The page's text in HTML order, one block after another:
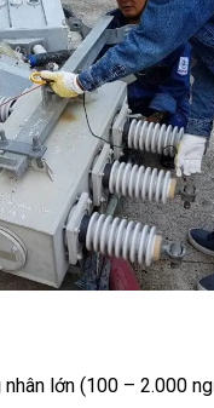
lớn (100 – 2.000